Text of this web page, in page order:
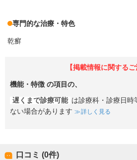
専門的な治療・特色
乾癬
【掲載情報に関するご
機能・特徴 の項目の、
遅くまで診療可能 は診療科・診療日時
ない場合があります
詳しく見る
口コミ (0件)